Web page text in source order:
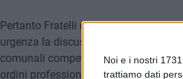
Noi e i nostri 1731
trattiamo dati
Pertanto Fratelli d'Italia Trani chiede
urgenza la discussione di questo
comunali competenti ed alla
ordini professionali.